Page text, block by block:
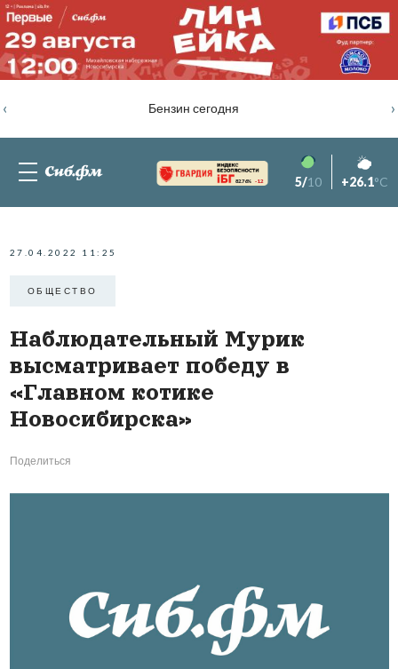
Бензин сегодня
‹ ›
82.76% -1.2 5/10 +26.1°C
27.04.2022 11:25
ОБЩЕСТВО
Наблюдательный Мурик
высматривает победу в
«Главном котике
Новосибирска»
Поделиться